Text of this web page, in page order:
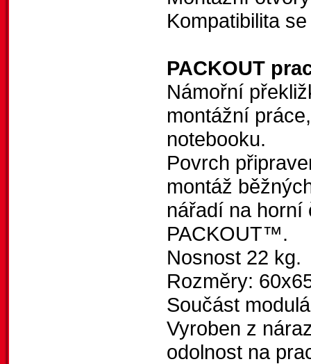
Kompatibilita
PACKOUT
Námořní
montážní
notebooku.
Povrch
montáž
nářadí na horní
PACKOUT™.
Nosnost 22 kg.
Rozměry:
Součást
Vyroben z
odolnost na